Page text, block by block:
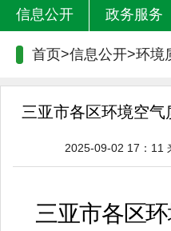
信息公开 政务服务
首页>信息公开>环境
三亚市各区环境空气
2025-09-02 17：11
三亚市各区